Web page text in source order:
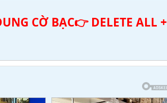
CỜ BẠC👉 DELETE ALL +